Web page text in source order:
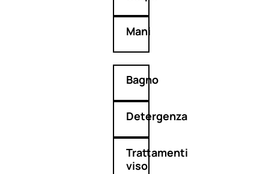
Mani
Bagno
Detergenza
Trattamenti
viso